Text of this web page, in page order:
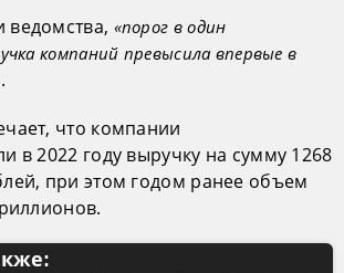
«порог в один
компаний превысила впервые в
.
что компании
в 2022 году выручку на сумму 1268
при этом годом ранее объем